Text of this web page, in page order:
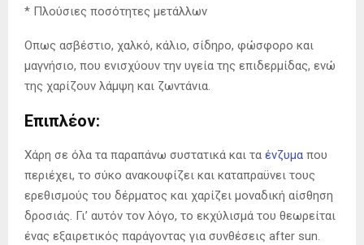
* Πλούσιες ποσότητες μετάλλων
Οπως ασβέστιο, χαλκό, κάλιο, σίδηρο, φώσφορο και
μαγνήσιο, που ενισχύουν την υγεία της επιδερμίδας, ενώ
της χαρίζουν λάμψη και ζωντάνια.
Επιπλέον:
Χάρη σε όλα τα παραπάνω συστατικά και τα ένζυμα που
περιέχει, το σύκο ανακουφίζει και καταπραϋνει τους
ερεθισμούς του δέρματος και χαρίζει μοναδική αίσθηση
δροσιάς. Γι’ αυτόν τον λόγο, το εκχύλισμά του θεωρείται
ένας εξαιρετικός παράγοντας για συνθέσεις after sun.